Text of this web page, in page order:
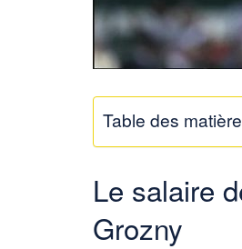
Table des
Le salaire
Grozny